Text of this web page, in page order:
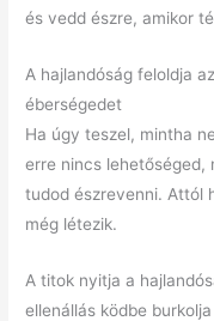
és vedd észre, amikor
A hajlandóság feloldja
éberségedet
Ha úgy teszel, mintha
erre nincs lehetőséged,
tudod észrevenni. Attól
még létezik.
A titok nyitja a
ellenállás ködbe